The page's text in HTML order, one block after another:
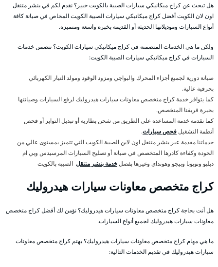
هل تبحث عن كراج ميكانيكي سيارات الصبية بالكويت خبير؟ نقدم لكم في بنشر متنقل
اون لان الكويت أفضل كراج ميكانيكي سيارات الصبية الكويت المخاص في صيانة كافة
أنواع السيارات وموديلاتها الحديثة أو القديمة بخبرة واسعة ومتميزة.
ولكن ما هي الخدمات المتضمنة في كراج ميكانيكي سيارات الكويت؟ تتضمن خدمات
السيارات في كراج ميكانيكي سيارات الصبية الكويت:
صيانة دورية لجميع أجزاء المحرك والبواجي ومزود الوقود ومولد التيار الكهربائي
بحرفية عالية.
كما يتوافر خدمة كراج متخصص معاونات سيارات هيدروليك لرفع السيارات وصيانتها
بخبرة فريقنا المتخصص.
كما نقدمة خدمة المساعدة على الطريق من شحن بطارية أو تبديل التواير أو فحص
أنظمة التشغيلفحص سيارات.
خدماتنا مقدمة عبر بنشر متنقل اون لاين الصبية الكويت التي تتميز بمستوى عالي من
الجودة وكفاءة كادرها المتخصص في صيانة أو تصليح السيارات المرسيدس وبي ام
دبليو وتويوتا وبيجو وهونداي وغيرها بفضلخدمة بنشر متنقل الصبية بالكويت
كراج متخصص معاونات سيارات هيدروليك
هل أنت بحاجة كراج متخصص معاونات سيارات هيدروليك؟ نؤمن لك أفضل كراج متخصص
معاونات سيارات هيدروليك لجميع أنواع السيارات.
ما هي مهام كراج متخصص معاونات سيارات هيدروليك؟ يهتم كراج متخصص معاونات
سيارات هيدروليك في تقديم الخدمات التالية: